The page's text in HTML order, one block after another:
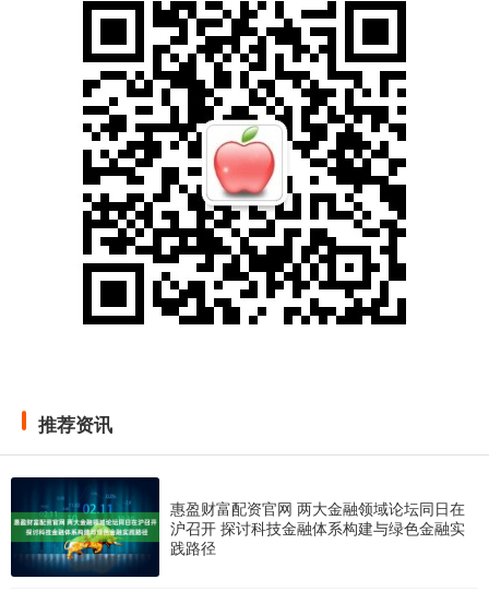
推荐资讯
惠盈财富配资官网 两大金融领域论坛同日在
沪召开 探讨科技金融体系构建与绿色金融实
践路径